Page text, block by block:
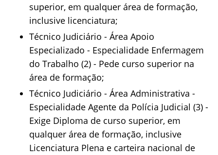
superior, em qualquer área de formação,
inclusive licenciatura;
Técnico Judiciário - Área Apoio
Especializado - Especialidade Enfermagem
do Trabalho (2) - Pede curso superior na
área de formação;
Técnico Judiciário - Área Administrativa -
Especialidade Agente da Polícia Judicial (3) -
Exige Diploma de curso superior, em
qualquer área de formação, inclusive
Licenciatura Plena e carteira nacional de